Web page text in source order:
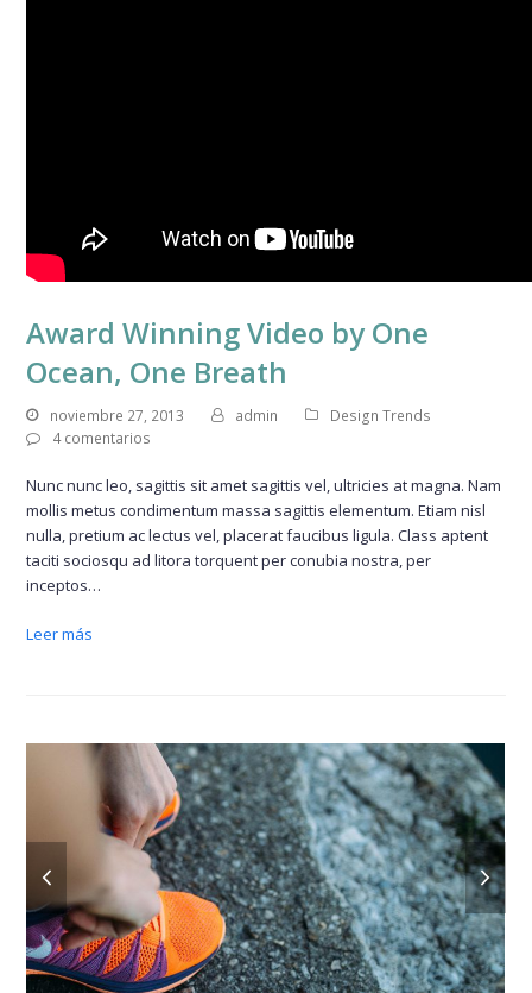
Award Winning Video by One
Ocean, One Breath
noviembre 27, 2013 admin
Design Trends
4 comentarios
Nunc nunc leo, sagittis sit amet sagittis vel, ultricies at magna. Nam
mollis metus condimentum massa sagittis elementum. Etiam nisl
nulla, pretium ac lectus vel, placerat faucibus ligula. Class aptent
taciti sociosqu ad litora torquent per conubia nostra, per
inceptos…
Leer más
slide
next
slide